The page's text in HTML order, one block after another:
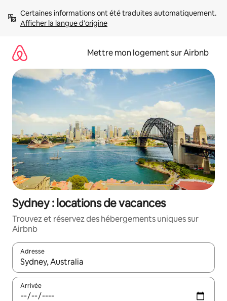
directement
Afficher la langue d'origine
Mettre mon logement sur Airbnb
Sydney : locations de vacances
Trouvez et réservez des hébergements uniques sur
Airbnb
Adresse
Lorsque les résultats s'affichent, utilisez les flèches vers le
Arrivée